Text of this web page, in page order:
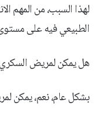
لهذا السبب، من المهم
الطبيعي فيه على
هل يمكن لمريض السكري
بشكل عام، نعم، يمكن